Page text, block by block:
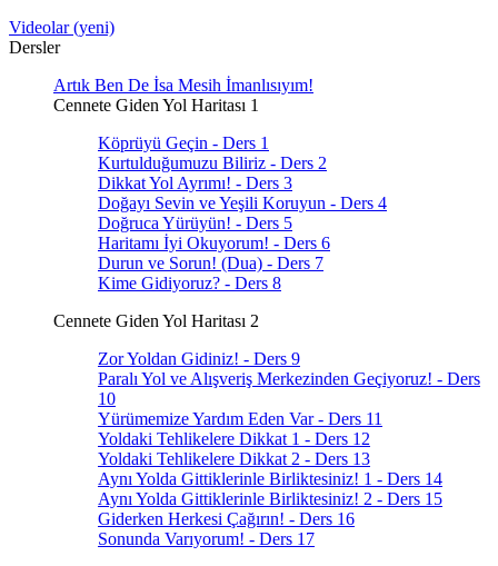
Videolar (yeni)
Dersler
Artık Ben De İsa Mesih İmanlısıyım!
Cennete Giden Yol Haritası 1
Köprüyü Geçin - Ders 1
Kurtulduğumuzu Biliriz - Ders 2
Dikkat Yol Ayrımı! - Ders 3
Doğayı Sevin ve Yeşili Koruyun - Ders 4
Doğruca Yürüyün! - Ders 5
Haritamı İyi Okuyorum! - Ders 6
Durun ve Sorun! (Dua) - Ders 7
Kime Gidiyoruz? - Ders 8
Cennete Giden Yol Haritası 2
Zor Yoldan Gidiniz! - Ders 9
Paralı Yol ve Alışveriş Merkezinden Geçiyoruz! - Ders
10
Yürümemize Yardım Eden Var - Ders 11
Yoldaki Tehlikelere Dikkat 1 - Ders 12
Yoldaki Tehlikelere Dikkat 2 - Ders 13
Aynı Yolda Gittiklerinle Birliktesiniz! 1 - Ders 14
Aynı Yolda Gittiklerinle Birliktesiniz! 2 - Ders 15
Giderken Herkesi Çağırın! - Ders 16
Sonunda Varıyorum! - Ders 17